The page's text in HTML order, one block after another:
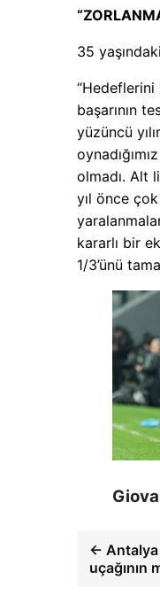
35
“Hedeflerini
başarının
yüzüncü
olmadı. Alt
yıl önce
kararlı bir
1/3’ünü
← Antalya
uçağının